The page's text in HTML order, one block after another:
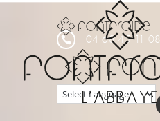
Panneau de gestion des cookies
 04 68 45 11 08